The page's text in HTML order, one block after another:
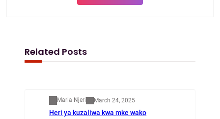
Related Posts
Maria Njeri March 24, 2025
Heri ya kuzaliwa kwa mke wako